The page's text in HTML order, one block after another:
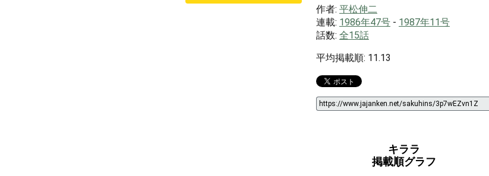
作者: 平松伸二
連載: 1986年47号 - 1987年11号
話数: 全15話
平均掲載順: 11.13
キララ
掲載順グラフ